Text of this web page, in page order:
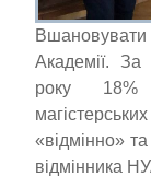
Академії. За
року 18%
«відмінно»
відмінника